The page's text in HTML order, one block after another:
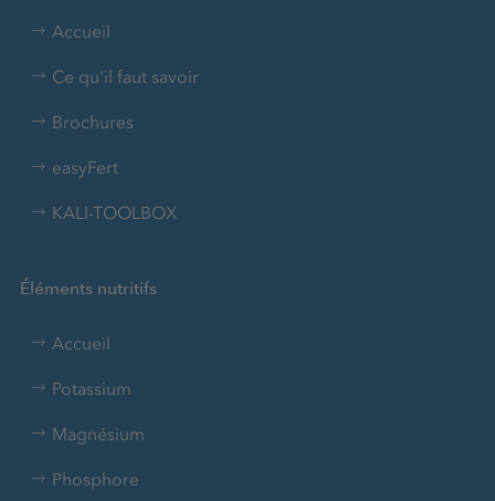
Accueil
Ce qu'il faut savoir
Brochures
easyFert
KALI-TOOLBOX
Éléments nutritifs
Accueil
Potassium
Magnésium
Phosphore